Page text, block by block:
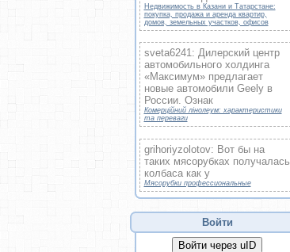
Недвижимость в Казани и Татарстане:
покупка, продажа и аренда квартир,
домов, земельных участков, офисов
sveta6241: Дилерский центр
автомобильного холдинга
«Максимум» предлагает
новые автомобили Geely в
России. Ознак
Комерційний лінолеум: характеристики
та переваги
grihoriyzolotov: Вот бы на
таких мясорубках получалась
колбаса как у
Мясорубки профессиональные
Войти
Войти через uID